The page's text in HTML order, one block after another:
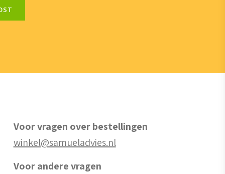
Voor vragen over bestellingen
winkel@samueladvies.nl
Voor andere vragen